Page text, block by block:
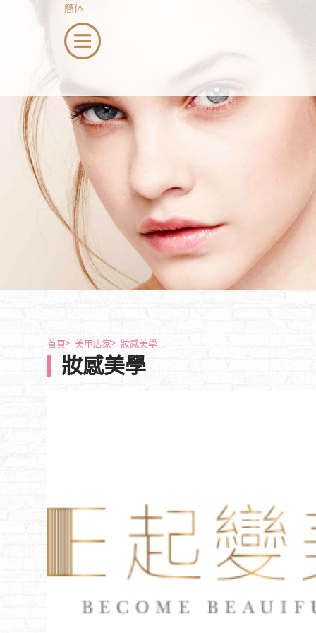
簡体
menu
首頁 美甲店家 妝感美學
妝感美學